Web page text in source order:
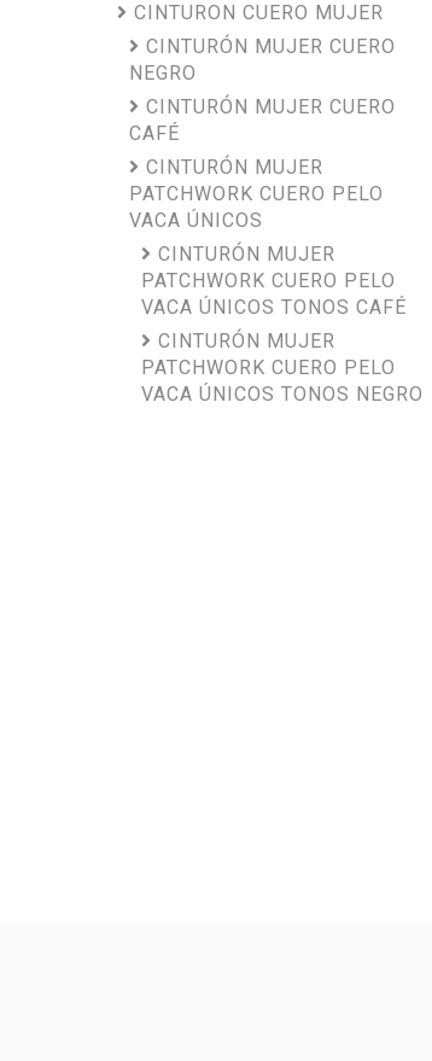
CINTURON CUERO MUJER
CINTURÓN MUJER CUERO
NEGRO
CINTURÓN MUJER CUERO
CAFÉ
CINTURÓN MUJER
PATCHWORK CUERO PELO
VACA ÚNICOS
CINTURÓN MUJER
PATCHWORK CUERO PELO
VACA ÚNICOS TONOS CAFÉ
CINTURÓN MUJER
PATCHWORK CUERO PELO
VACA ÚNICOS TONOS NEGRO